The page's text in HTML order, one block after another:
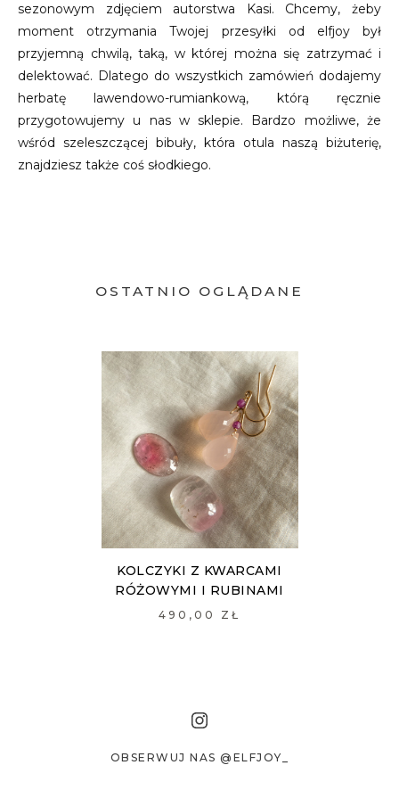
sezonowym zdjęciem autorstwa Kasi. Chcemy, żeby
moment otrzymania Twojej przesyłki od elfjoy był
przyjemną chwilą, taką, w której można się zatrzymać i
delektować. Dlatego do wszystkich zamówień dodajemy
herbatę lawendowo-rumiankową, którą ręcznie
przygotowujemy u nas w sklepie. Bardzo możliwe, że
wśród szeleszczącej bibuły, która otula naszą biżuterię,
znajdziesz także coś słodkiego.
OSTATNIO OGLĄDANE
KOLCZYKI Z KWARCAMI
RÓŻOWYMI I RUBINAMI
490,00 ZŁ
OBSERWUJ NAS @ELFJOY_